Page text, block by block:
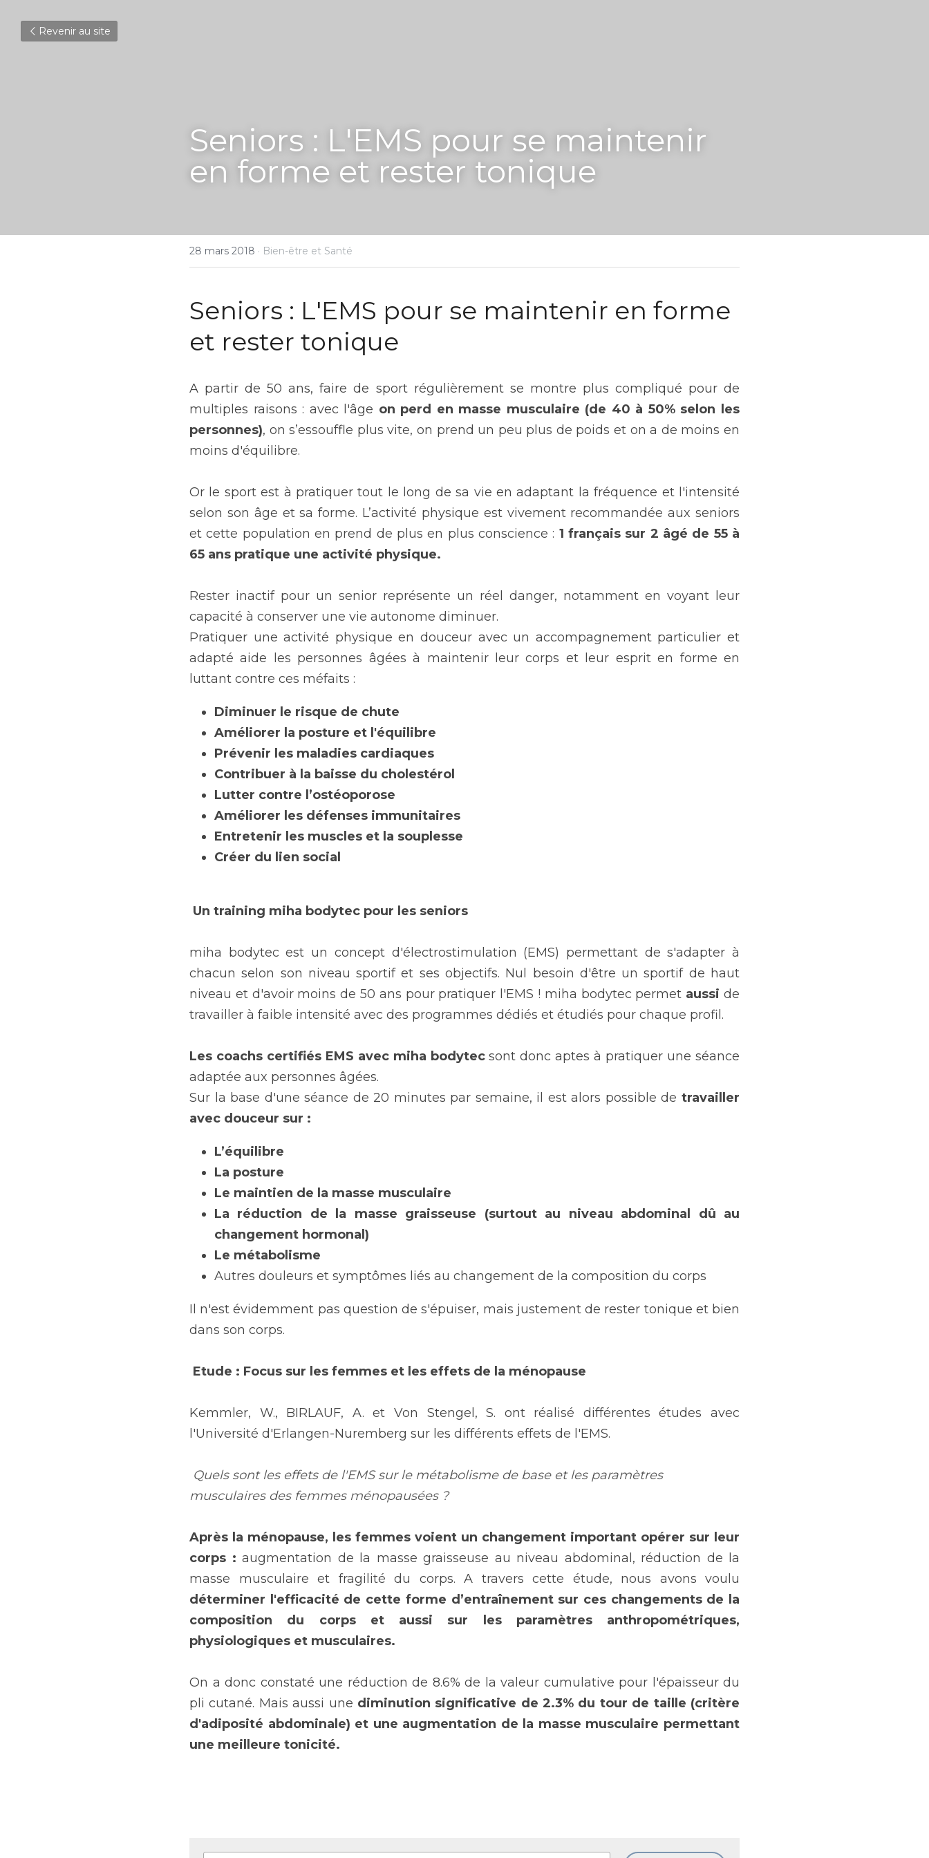
Revenir au site
Seniors : L'EMS pour se maintenir
en forme et rester tonique
28 mars 2018 · Bien-être et Santé
Seniors : L'EMS pour se maintenir en forme
et rester tonique
A partir de 50 ans, faire de sport régulièrement se montre plus compliqué pour de
multiples raisons : avec l'âge on perd en masse musculaire (de 40 à 50% selon les
personnes), on s’essouffle plus vite, on prend un peu plus de poids et on a de moins en
moins d'équilibre.
Or le sport est à pratiquer tout le long de sa vie en adaptant la fréquence et l'intensité
selon son âge et sa forme. L’activité physique est vivement recommandée aux seniors
et cette population en prend de plus en plus conscience : 1 français sur 2 âgé de 55 à
65 ans pratique une activité physique.
Rester inactif pour un senior représente un réel danger, notamment en voyant leur
capacité à conserver une vie autonome diminuer.
Pratiquer une activité physique en douceur avec un accompagnement particulier et
adapté aide les personnes âgées à maintenir leur corps et leur esprit en forme en
luttant contre ces méfaits :
Diminuer le risque de chute
Améliorer la posture et l'équilibre
Prévenir les maladies cardiaques
Contribuer à la baisse du cholestérol
Lutter contre l’ostéoporose
Améliorer les défenses immunitaires
Entretenir les muscles et la souplesse
Créer du lien social
Un training miha bodytec pour les seniors
miha bodytec est un concept d'électrostimulation (EMS) permettant de s'adapter à
chacun selon son niveau sportif et ses objectifs. Nul besoin d'être un sportif de haut
niveau et d'avoir moins de 50 ans pour pratiquer l'EMS ! miha bodytec permet aussi de
travailler à faible intensité avec des programmes dédiés et étudiés pour chaque profil.
Les coachs certifiés EMS avec miha bodytec sont donc aptes à pratiquer une séance
adaptée aux personnes âgées.
Sur la base d'une séance de 20 minutes par semaine, il est alors possible de travailler
avec douceur sur :
L’équilibre
La posture
Le maintien de la masse musculaire
La réduction de la masse graisseuse (surtout au niveau abdominal dû au
changement hormonal)
Le métabolisme
Autres douleurs et symptômes liés au changement de la composition du corps
Il n'est évidemment pas question de s'épuiser, mais justement de rester tonique et bien
dans son corps.
Etude : Focus sur les femmes et les effets de la ménopause
Kemmler, W., BIRLAUF, A. et Von Stengel, S. ont réalisé différentes études avec
l'Université d'Erlangen-Nuremberg sur les différents effets de l'EMS.
Quels sont les effets de l'EMS sur le métabolisme de base et les paramètres
musculaires des femmes ménopausées ?
Après la ménopause, les femmes voient un changement important opérer sur leur
corps : augmentation de la masse graisseuse au niveau abdominal, réduction de la
déterminer l'efficacité de cette forme d’entraînement sur ces changements de la
composition du corps et aussi sur les paramètres anthropométriques,
physiologiques et musculaires.
On a donc constaté une réduction de 8.6% de la valeur cumulative pour l'épaisseur du
pli cutané. Mais aussi une diminution significative de 2.3% du tour de taille (critère
d'adiposité abdominale) et une augmentation de la masse musculaire permettant
une meilleure tonicité.